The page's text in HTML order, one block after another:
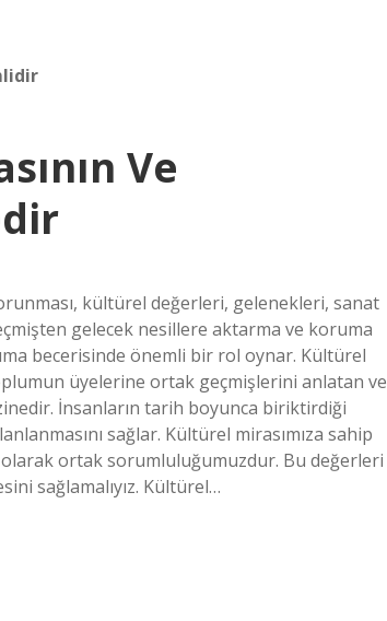
Ve
kültürel değerleri, gelenekleri, sanat
gelecek nesillere aktarma ve koruma
becerisinde önemli bir rol oynar. Kültürel
üyelerine ortak geçmişlerini anlatan ve
İnsanların tarih boyunca biriktirdiği
sağlar. Kültürel mirasımıza sahip
ortak sorumluluğumuzdur. Bu değerleri
sağlamalıyız. Kültürel…